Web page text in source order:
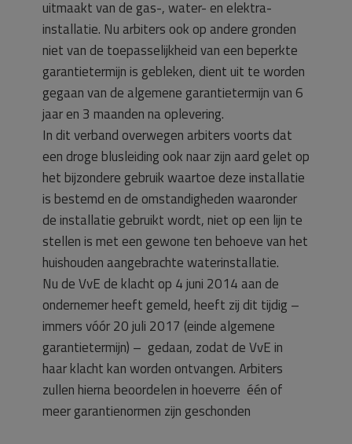
uitmaakt van de gas-, water- en elektra-
installatie. Nu arbiters ook op andere gronden
niet van de toepasselijkheid van een beperkte
garantietermijn is gebleken, dient uit te worden
gegaan van de algemene garantietermijn van 6
jaar en 3 maanden na oplevering.
In dit verband overwegen arbiters voorts dat
een droge blusleiding ook naar zijn aard gelet op
het bijzondere gebruik waartoe deze installatie
is bestemd en de omstandigheden waaronder
de installatie gebruikt wordt, niet op een lijn te
stellen is met een gewone ten behoeve van het
huishouden aangebrachte waterinstallatie.
Nu de VvE de klacht op 4 juni 2014 aan de
ondernemer heeft gemeld, heeft zij dit tijdig –
immers vóór 20 juli 2017 (einde algemene
garantietermijn) – gedaan, zodat de VvE in
haar klacht kan worden ontvangen. Arbiters
zullen hierna beoordelen in hoeverre één of
meer garantienormen zijn geschonden